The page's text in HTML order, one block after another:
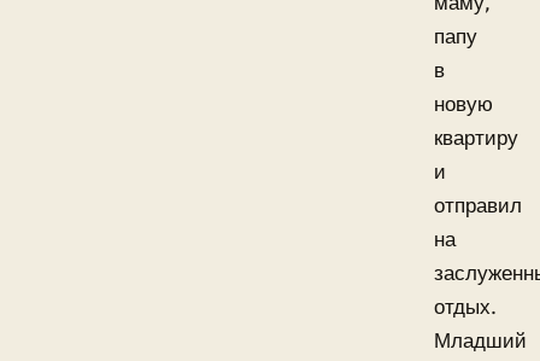
папу
в
новую
квартиру
и
отправил
на
отдых.
Младший